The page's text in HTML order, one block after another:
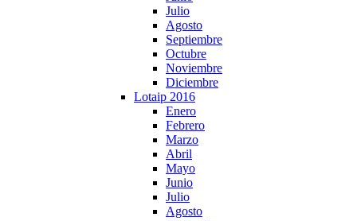
Julio
Agosto
Septiembre
Octubre
Noviembre
Diciembre
Lotaip 2016
Enero
Febrero
Marzo
Abril
Mayo
Junio
Julio
Agosto